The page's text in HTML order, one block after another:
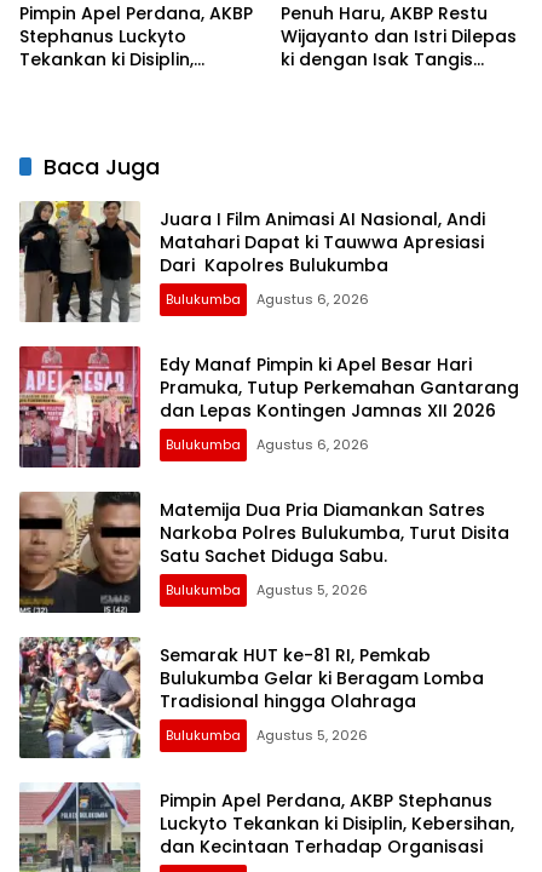
Pimpin Apel Perdana, AKBP
Stephanus Luckyto
Tekankan ki Disiplin,
Penuh Haru, AKBP Restu
Wijayanto dan Istri Dilepas
ki dengan Isak Tangis
Baca Juga
Juara I Film Animasi AI Nasional, Andi
Matahari Dapat ki Tauwwa Apresiasi
Dari Kapolres Bulukumba
Bulukumba Agustus 6, 2026
Edy Manaf Pimpin ki Apel Besar Hari
Pramuka, Tutup Perkemahan Gantarang
dan Lepas Kontingen Jamnas XII 2026
Bulukumba Agustus 6, 2026
Matemija Dua Pria Diamankan Satres
Narkoba Polres Bulukumba, Turut Disita
Satu Sachet Diduga Sabu.
Bulukumba Agustus 5, 2026
Semarak HUT ke-81 RI, Pemkab
Bulukumba Gelar ki Beragam Lomba
Tradisional hingga Olahraga
Bulukumba Agustus 5, 2026
Pimpin Apel Perdana, AKBP Stephanus
Luckyto Tekankan ki Disiplin, Kebersihan,
dan Kecintaan Terhadap Organisasi